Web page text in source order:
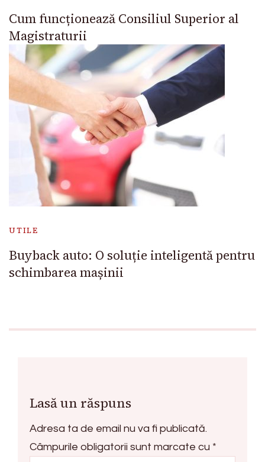
Cum funcționează Consiliul Superior al
Magistraturii
UTILE
Buyback auto: O soluție inteligentă pentru
schimbarea mașinii
Lasă un răspuns
Adresa ta de email nu va fi publicată.
Câmpurile obligatorii sunt marcate cu *